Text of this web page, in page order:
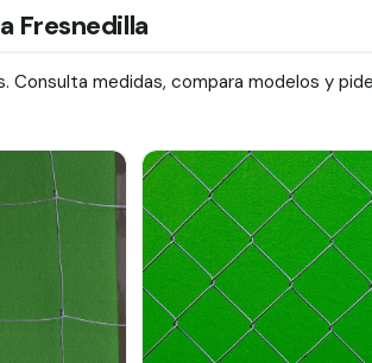
Fresnedilla
Consulta medidas, compara modelos y